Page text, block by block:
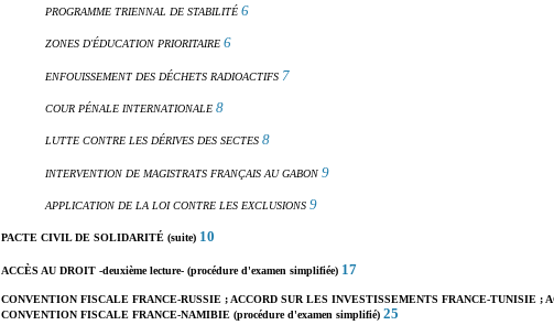
PROGRAMME TRIENNAL DE STABILITÉ 6
ZONES D'ÉDUCATION PRIORITAIRE 6
ENFOUISSEMENT DES DÉCHETS RADIOACTIFS 7
COUR PÉNALE INTERNATIONALE 8
LUTTE CONTRE LES DÉRIVES DES SECTES 8
INTERVENTION DE MAGISTRATS FRANÇAIS AU GABON 9
APPLICATION DE LA LOI CONTRE LES EXCLUSIONS 9
PACTE CIVIL DE SOLIDARITÉ (suite) 10
ACCÈS AU DROIT -deuxième lecture- (procédure d'examen simplifiée) 17
CONVENTION FISCALE FRANCE-RUSSIE ; ACCORD SUR LES INVESTISSEMENTS FRANCE-TUNISIE ;
CONVENTION FISCALE FRANCE-NAMIBIE (procédure d'examen simplifié) 25